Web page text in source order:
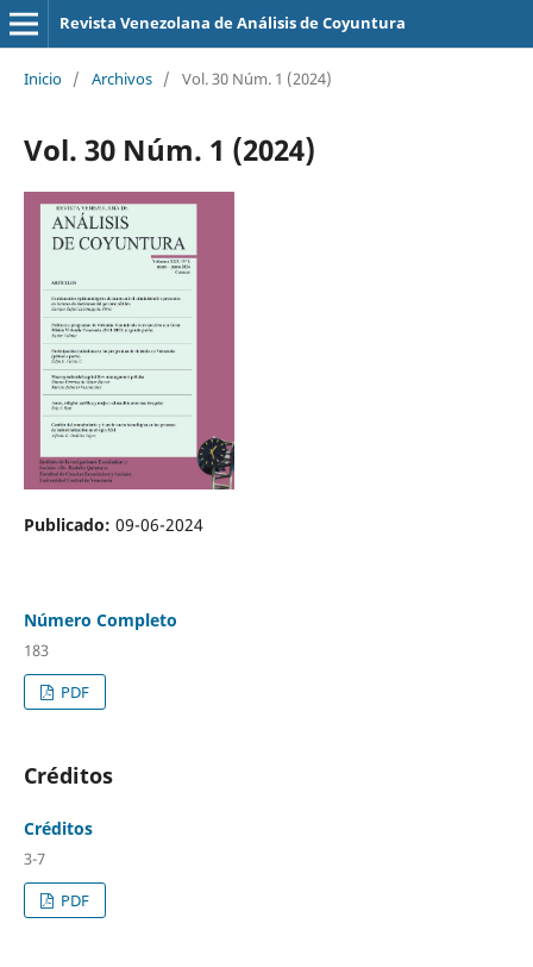
Revista Venezolana de Análisis de Coyuntura
Inicio / Archivos / Vol. 30 Núm. 1 (2024)
Vol. 30 Núm. 1 (2024)
Publicado: 09-06-2024
Número Completo
183
PDF
Créditos
Créditos
3-7
PDF